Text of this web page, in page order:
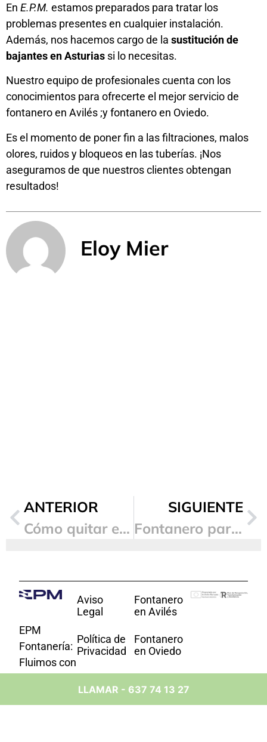
LLAMAR - 637 74 13 27
En E.P.M. estamos preparados para tratar los
problemas presentes en cualquier instalación.
Además, nos hacemos cargo de la sustitución de
bajantes en Asturias si lo necesitas.
Nuestro equipo de profesionales cuenta con los
conocimientos para ofrecerte el mejor servicio de
fontanero en Avilés ;yfontanero en Oviedo.
Es el momento de poner fin a las filtraciones, malos
olores, ruidos y bloqueos en las tuberías. ¡Nos
aseguramos de que nuestros clientes obtengan
resultados!
Eloy Mier
ANTERIOR
Cómo quitar el mal olor de los bajantes
SIGUIENTE
Fontanero particular ¿Cómo te puede ayudar?
EPM
Fontanería:
Fluimos con
Aviso
Legal
Política de
Privacidad
de
Cookies
Fontanero
en Avilés
Fontanero
en Oviedo
en Mieres